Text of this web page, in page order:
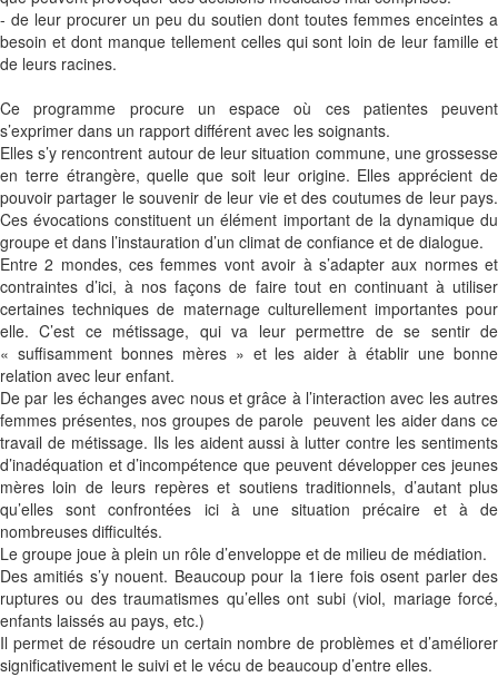
- de leur procurer un peu du soutien dont toutes femmes enceintes a
besoin et dont manque tellement celles qui sont loin de leur famille et
de leurs racines.
Ce programme procure un espace où ces patientes peuvent
s’exprimer dans un rapport différent avec les soignants.
Elles s’y rencontrent autour de leur situation commune, une grossesse
en terre étrangère, quelle que soit leur origine. Elles apprécient de
pouvoir partager le souvenir de leur vie et des coutumes de leur pays.
Ces évocations constituent un élément important de la dynamique du
groupe et dans l’instauration d’un climat de confiance et de dialogue.
Entre 2 mondes, ces femmes vont avoir à s’adapter aux normes et
contraintes d’ici, à nos façons de faire tout en continuant à utiliser
certaines techniques de maternage culturellement importantes pour
elle. C’est ce métissage, qui va leur permettre de se sentir de
« suffisamment bonnes mères » et les aider à établir une bonne
relation avec leur enfant.
De par les échanges avec nous et grâce à l’interaction avec les autres
femmes présentes, nos groupes de parole peuvent les aider dans ce
travail de métissage. Ils les aident aussi à lutter contre les sentiments
d’inadéquation et d’incompétence que peuvent développer ces jeunes
mères loin de leurs repères et soutiens traditionnels, d’autant plus
qu’elles sont confrontées ici à une situation précaire et à de
nombreuses difficultés.
Le groupe joue à plein un rôle d’enveloppe et de milieu de médiation.
Des amitiés s’y nouent. Beaucoup pour la 1iere fois osent parler des
ruptures ou des traumatismes qu’elles ont subi (viol, mariage forcé,
enfants laissés au pays, etc.)
Il permet de résoudre un certain nombre de problèmes et d’améliorer
significativement le suivi et le vécu de beaucoup d’entre elles.